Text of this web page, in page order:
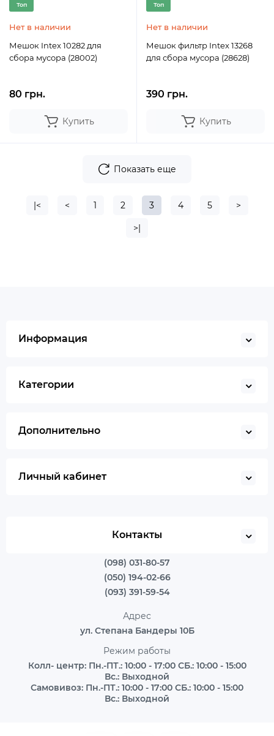
Топ
Нет в наличии
Мешок Intex 10282 для
сбора мусора (28002)
80 грн.
Купить
Топ
Нет в наличии
Мешок фильтр Intex 13268
для сбора мусора (28628)
390 грн.
Купить
Показать еще
|< < 1 2 3 4 5 >
>|
Информация
Категории
Дополнительно
Личный кабинет
Контакты
(098) 031-80-57
(050) 194-02-66
(093) 391-59-54
Адрес
ул. Степана Бандеры 10Б
Режим работы
Колл- центр: Пн.-ПТ.: 10:00 - 17:00 СБ.: 10:00 - 15:00
Вс.: Выходной
Самовивоз: Пн.-ПТ.: 10:00 - 17:00 СБ.: 10:00 - 15:00
Вс.: Выходной